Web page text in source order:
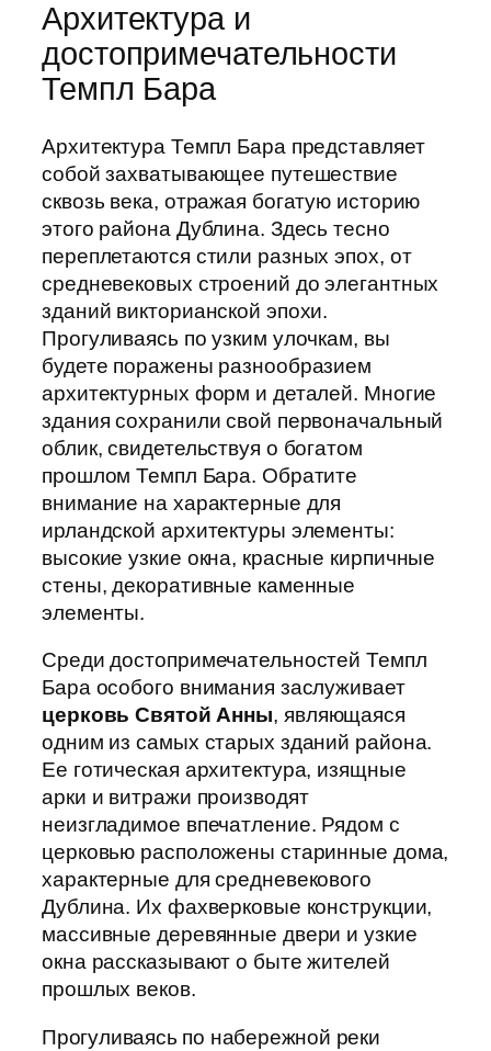
Архитектура и
достопримечательности
Темпл Бара
Архитектура Темпл Бара представляет
собой захватывающее путешествие
сквозь века, отражая богатую историю
этого района Дублина. Здесь тесно
переплетаются стили разных эпох, от
средневековых строений до элегантных
зданий викторианской эпохи.
Прогуливаясь по узким улочкам, вы
будете поражены разнообразием
архитектурных форм и деталей. Многие
здания сохранили свой первоначальный
облик, свидетельствуя о богатом
прошлом Темпл Бара. Обратите
внимание на характерные для
ирландской архитектуры элементы:
высокие узкие окна, красные кирпичные
стены, декоративные каменные
элементы.
Среди достопримечательностей Темпл
Бара особого внимания заслуживает
церковь Святой Анны, являющаяся
одним из самых старых зданий района.
Ее готическая архитектура, изящные
арки и витражи производят
неизгладимое впечатление. Рядом с
церковью расположены старинные дома,
характерные для средневекового
Дублина. Их фахверковые конструкции,
массивные деревянные двери и узкие
окна рассказывают о быте жителей
прошлых веков.
Прогуливаясь по набережной реки